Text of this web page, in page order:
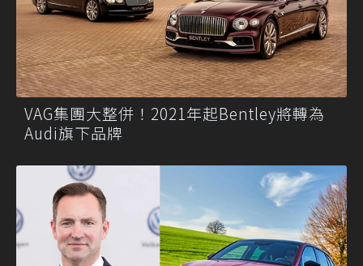
VAG集團大整併！2021年起Bentley將轉為
Audi旗下品牌